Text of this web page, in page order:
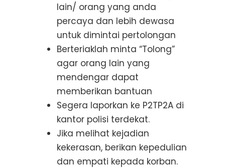
lain/ orang yang anda
percaya dan lebih dewasa
untuk dimintai pertolongan
Berteriaklah minta “Tolong”
agar orang lain yang
mendengar dapat
memberikan bantuan
Segera laporkan ke P2TP2A di
kantor polisi terdekat.
Jika melihat kejadian
kekerasan, berikan kepedulian
dan empati kepada korban.